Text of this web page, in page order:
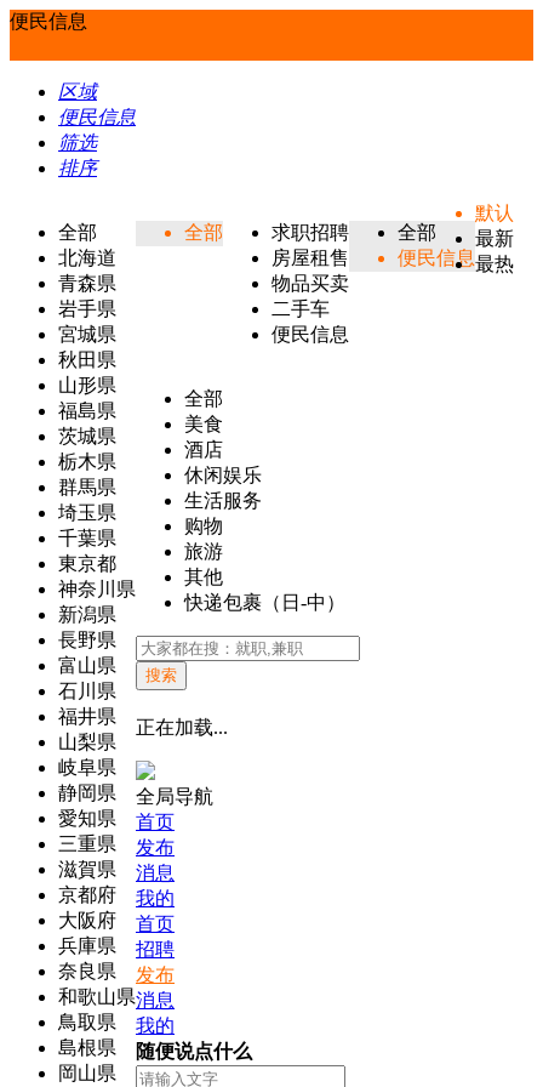
便民信息
区域
便民信息
筛选
排序
全部
北海道
青森県
岩手県
宮城県
秋田県
山形県
福島県
茨城県
栃木県
群馬県
埼玉県
千葉県
東京都
神奈川県
新潟県
長野県
富山県
石川県
福井県
山梨県
岐阜県
静岡県
愛知県
三重県
滋賀県
京都府
大阪府
兵庫県
奈良県
和歌山県
鳥取県
島根県
岡山県
全部
求职招聘
房屋租售
物品买卖
二手车
便民信息
全部
便民信息
全部
美食
酒店
休闲娱乐
生活服务
购物
旅游
其他
快递包裹（日-中）
默认
最新
最热
搜索
正在加载...
全局导航
首页
发布
消息
我的
首页
招聘
发布
消息
我的
随便说点什么